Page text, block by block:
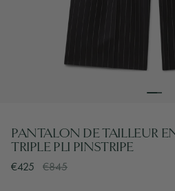
PANTALON DE TAILLEUR
TRIPLE PLI PINSTRIPE
€425 €845